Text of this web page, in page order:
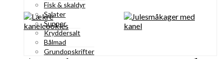
Fisk & skaldyr
Salater
Supper
Kryddersalt
Bålmad
Grundopskrifter